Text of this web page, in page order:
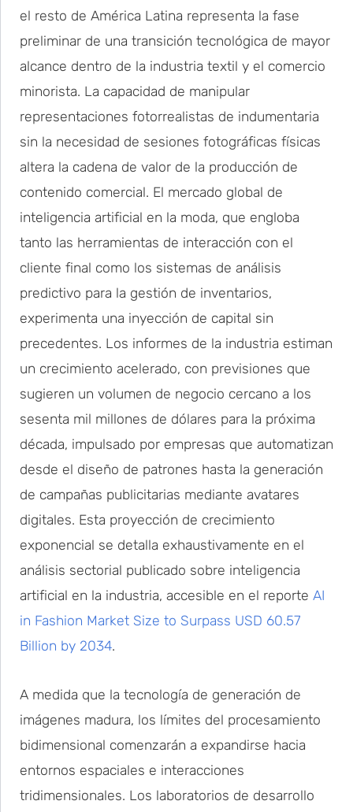
el resto de América Latina representa la fase
preliminar de una transición tecnológica de mayor
alcance dentro de la industria textil y el comercio
minorista. La capacidad de manipular
representaciones fotorrealistas de indumentaria
sin la necesidad de sesiones fotográficas físicas
altera la cadena de valor de la producción de
contenido comercial. El mercado global de
inteligencia artificial en la moda, que engloba
tanto las herramientas de interacción con el
cliente final como los sistemas de análisis
predictivo para la gestión de inventarios,
experimenta una inyección de capital sin
precedentes. Los informes de la industria estiman
un crecimiento acelerado, con previsiones que
sugieren un volumen de negocio cercano a los
sesenta mil millones de dólares para la próxima
década, impulsado por empresas que automatizan
desde el diseño de patrones hasta la generación
de campañas publicitarias mediante avatares
digitales. Esta proyección de crecimiento
exponencial se detalla exhaustivamente en el
análisis sectorial publicado sobre inteligencia
artificial en la industria, accesible en el reporte AI
in Fashion Market Size to Surpass USD 60.57
Billion by 2034.
A medida que la tecnología de generación de
imágenes madura, los límites del procesamiento
bidimensional comenzarán a expandirse hacia
entornos espaciales e interacciones
tridimensionales. Los laboratorios de desarrollo